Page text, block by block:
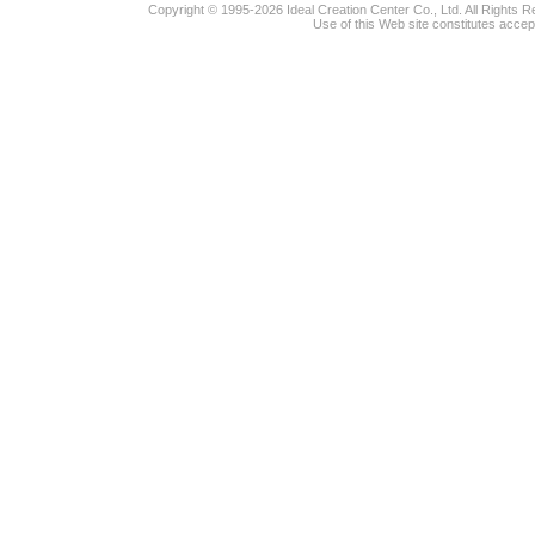
Copyright © 1995-2026 Ideal Creation Center Co., Ltd. All Rights
Use of this Web site constitutes